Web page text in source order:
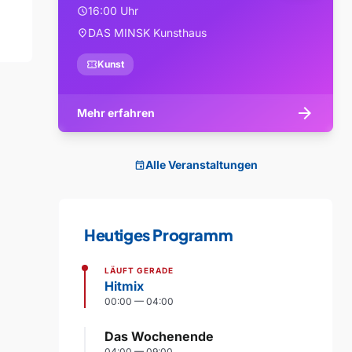
schedule16:00 Uhr
location_onDAS MINSK Kunsthaus
confirmation_numberKunst
Mehr erfahren arrow_forward
eventAlle Veranstaltungen
Heutiges Programm
LÄUFT GERADE
Hitmix
00:00 — 04:00
Das Wochenende